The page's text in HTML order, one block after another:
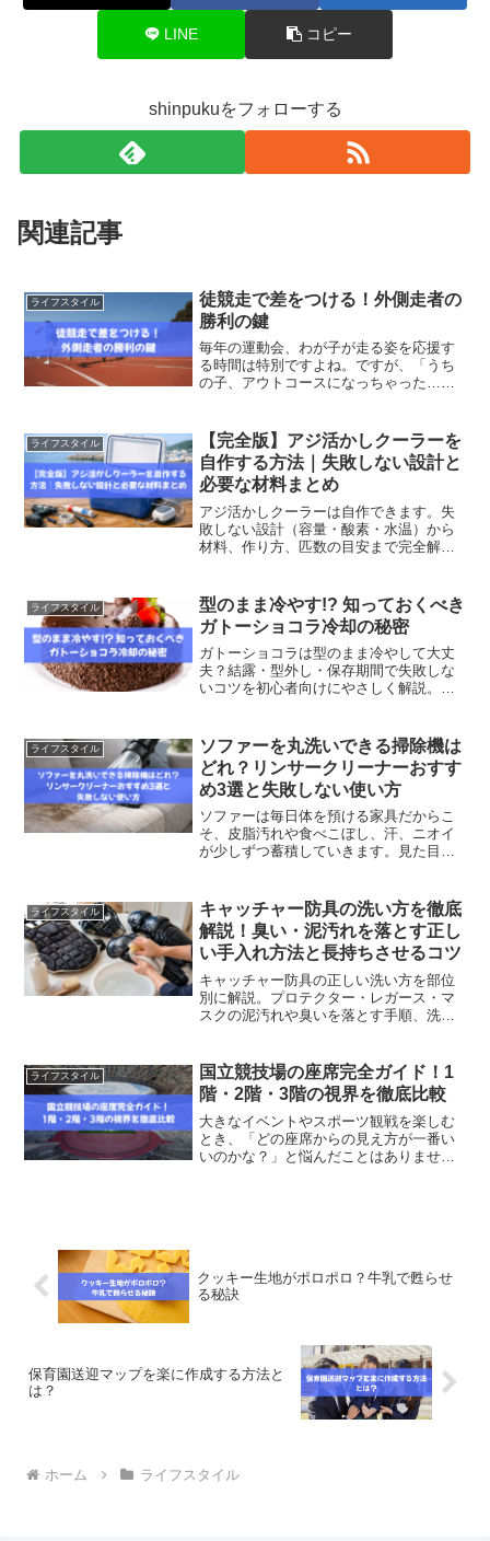
LINE コピー
shinpukuをフォローする
関連記事
ライフスタイル
徒競走で差をつける！外側走者の
勝利の鍵
毎年の運動会、わが子が走る姿を応援す
る時間は特別ですよね。ですが、「うち
の子、アウトコースになっちゃった…」
は走り方のポイントを押さえれば“チャン
スのレーン”にもなるん...
ライフスタイル
【完全版】アジ活かしクーラーを
自作する方法｜失敗しない設計と
必要な材料まとめ
アジ活かしクーラーは自作できます。失
敗しない設計（容量・酸素・水温）から
材料、作り方、匹数の目安まで完全解
ライフスタイル
型のまま冷やす!? 知っておくべき
ガトーショコラ冷却の秘密
ガトーショコラは型のまま冷やして大丈
夫？結露・型外し・保存期間で失敗しな
いコツを初心者向けにやさしく解説。し
ライフスタイル
ソファーを丸洗いできる掃除機は
どれ？リンサークリーナーおすす
め3選と失敗しない使い方
ソファーは毎日体を預ける家具だからこ
そ、皮脂汚れや食べこぼし、汗、ニオイ
が少しずつ蓄積していきます。見た目は
いのではないでしょうか。そんなときに
注目されているのが、ソフ...
ライフスタイル
キャッチャー防具の洗い方を徹底
解説！臭い・泥汚れを落とす正し
い手入れ方法と長持ちさせるコツ
キャッチャー防具の正しい洗い方を部位
別に解説。プロテクター・レガース・マ
スクの泥汚れや臭いを落とす手順、洗濯
やすく紹介します。
ライフスタイル
国立競技場の座席完全ガイド！1
階・2階・3階の視界を徹底比較
大きなイベントやスポーツ観戦を楽しむ
とき、「どの座席からの見え方が一番い
いのかな？」と悩んだことはありません
クッキー生地がポロポロ？牛乳で甦らせ
る秘訣
保育園送迎マップを楽に作成する方法と
は？
ホーム ライフスタイル